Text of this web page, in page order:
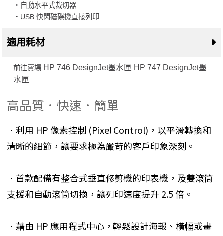
・自動水平式裁切器
・USB 快閃磁碟機直接列印
適用耗材
前往賣場 HP 746 DesignJet墨水匣 HP 747 DesignJet墨
水匣
高品質．快速．簡單
．利用 HP 像素控制 (Pixel Control)，以平滑轉換和
清晰的細節，讓要求極為嚴苛的客戶印象深刻。
．首款配備有整合式垂直修剪機的印表機，及雙滾筒
支援和自動滾筒切換，讓列印速度提升 2.5 倍。
．藉由 HP 應用程式中心，輕鬆設計海報、橫幅或畫